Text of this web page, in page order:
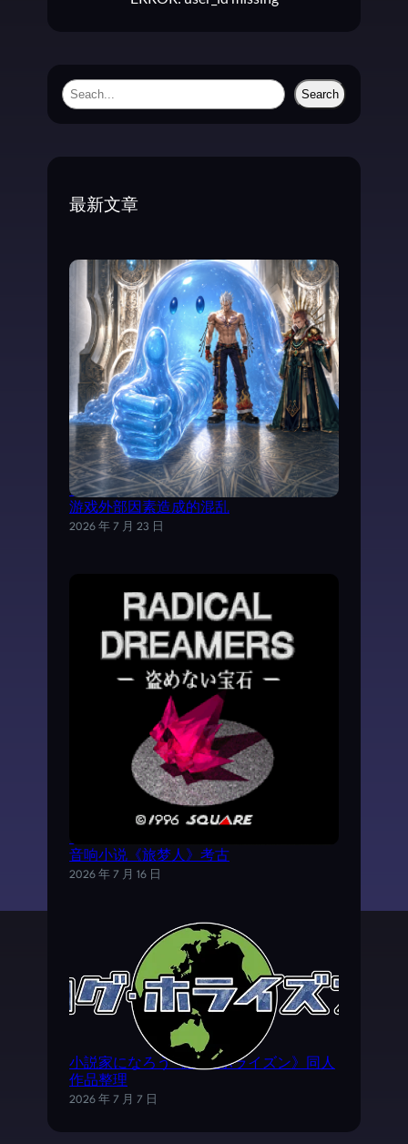
事
S
Search
最新文章
试以AI分析《魔力宝贝》日文剧情，理清
游戏外部因素造成的混乱
2026 年 7 月 23 日
音响小说《旅梦人》考古
2026 年 7 月 16 日
小説家になろう《ログ·ホライズン》同人
作品整理
2026 年 7 月 7 日